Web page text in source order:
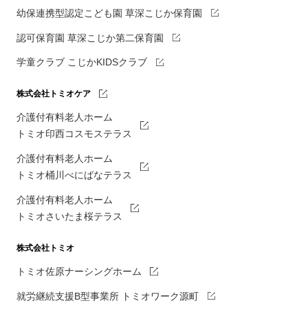
幼保連携型認定こども園 草深こじか保育園
認可保育園 草深こじか第二保育園
学童クラブ こじかKIDSクラブ
株式会社トミオケア
介護付有料老人ホーム
トミオ印西コスモステラス
介護付有料老人ホーム
トミオ桶川べにばなテラス
介護付有料老人ホーム
トミオさいたま桜テラス
株式会社トミオ
トミオ佐原ナーシングホーム
就労継続支援B型事業所 トミオワーク源町